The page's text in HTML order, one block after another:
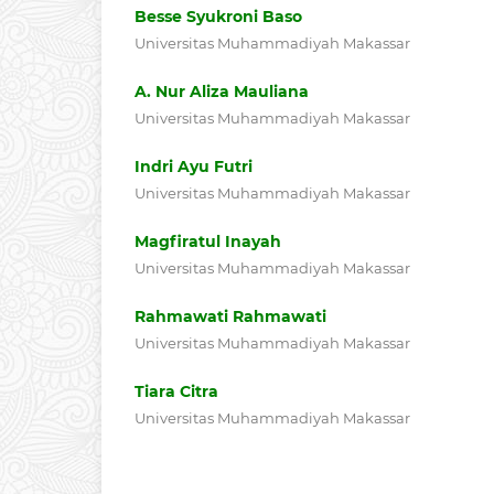
Besse Syukroni Baso
Universitas Muhammadiyah Makassar
A. Nur Aliza Mauliana
Universitas Muhammadiyah Makassar
Indri Ayu Futri
Universitas Muhammadiyah Makassar
Magfiratul Inayah
Universitas Muhammadiyah Makassar
Rahmawati Rahmawati
Universitas Muhammadiyah Makassar
Tiara Citra
Universitas Muhammadiyah Makassar